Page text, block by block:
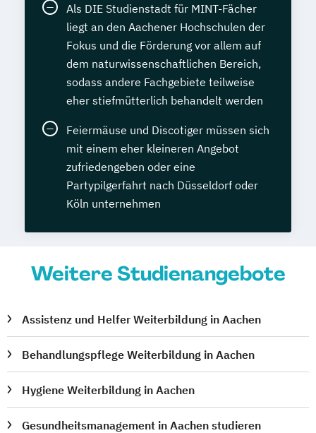
Als DIE Studienstadt für MINT-Fächer
liegt an den Aachener Hochschulen der
Fokus und die Förderung vor allem auf
dem naturwissenschaftlichen Bereich,
sodass andere Fachgebiete teilweise
eher stiefmütterlich behandelt werden
Feiermäuse und Discotiger müssen sich
mit einem eher kleineren Angebot
zufriedengeben oder eine
Partypilgerfahrt nach Düsseldorf oder
Köln unternehmen
Weitere Studienangebote
Assistenz und Helfer Weiterbildung in Aachen
Behandlungspflege Weiterbildung in Aachen
Hygiene Weiterbildung in Aachen
Gesundheitsmanagement in Aachen studieren